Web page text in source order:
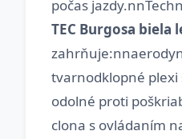
počas
TEC Burgosa biela
tvarnodklopné plexi
odolné proti
clona s ovládaním